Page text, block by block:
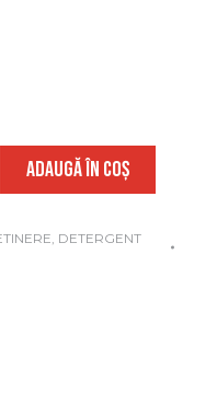
ADAUGĂ ÎN COȘ
, DETERGENT